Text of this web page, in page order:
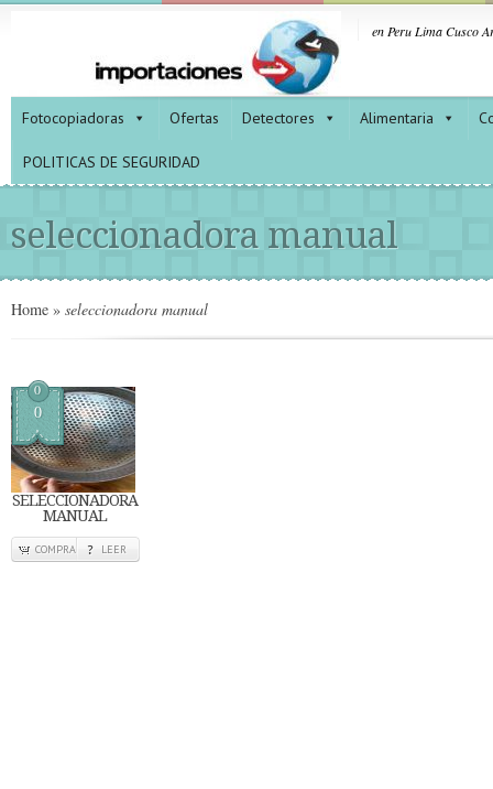
en Peru Lima Cusco
Fotocopiadoras Ofertas Detectores Alimentaria
POLITICAS DE SEGURIDAD
seleccionadora manual
Home » seleccionadora manual
0
0
SELECCIONADORA
MANUAL
COMPRA LEER